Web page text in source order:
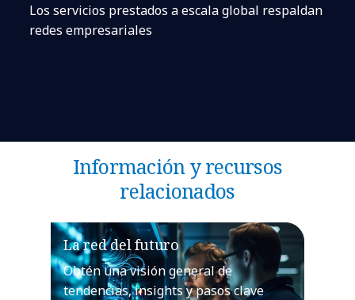
Los servicios prestados a escala global respaldan
redes empresariales
Información y recursos
relacionados
La red del futuro
Obtén una visión general de
tendencias, insights y pasos clave